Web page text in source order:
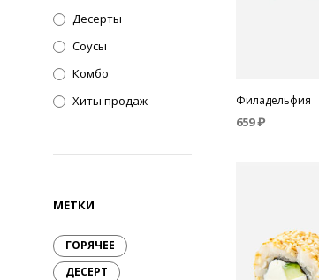
Десерты
Соусы
Комбо
Хиты продаж
МЕТКИ
ГОРЯЧЕЕ
ДЕСЕРТ
Филадельфия
659₽